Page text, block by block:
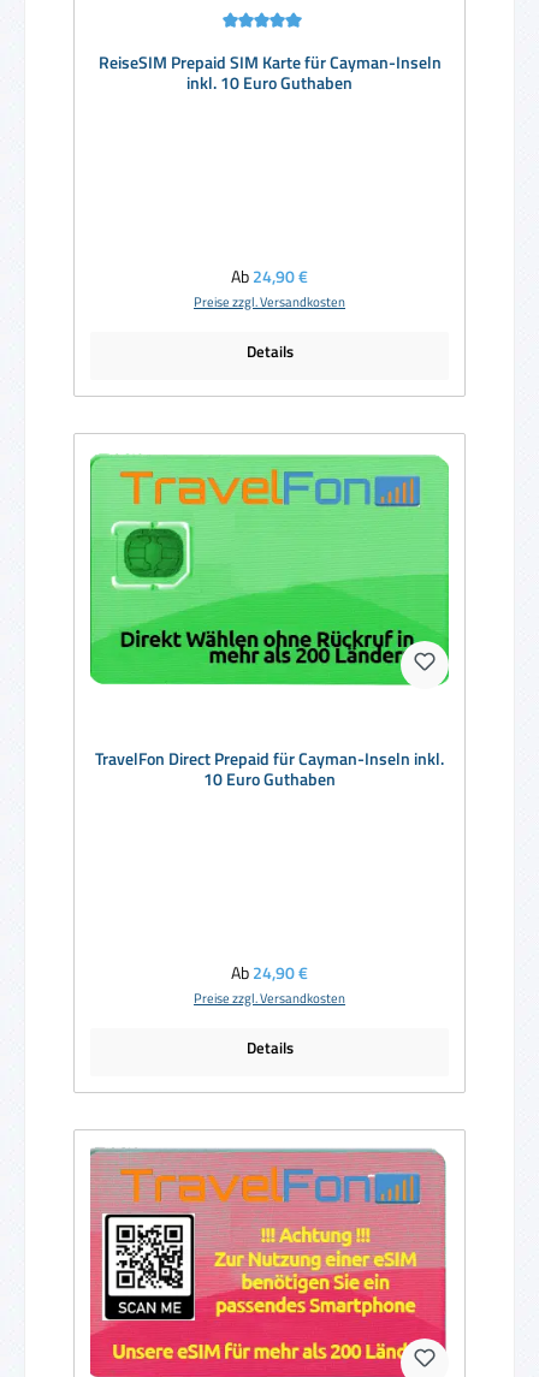
ReiseSIM Prepaid SIM Karte für Cayman-Inseln
inkl. 10 Euro Guthaben
Regulärer Preis:
Ab24,90 €
Preise zzgl. Versandkosten
Details
TravelFon Direct Prepaid für Cayman-Inseln inkl.
10 Euro Guthaben
Regulärer Preis:
Ab24,90 €
Preise zzgl. Versandkosten
Details